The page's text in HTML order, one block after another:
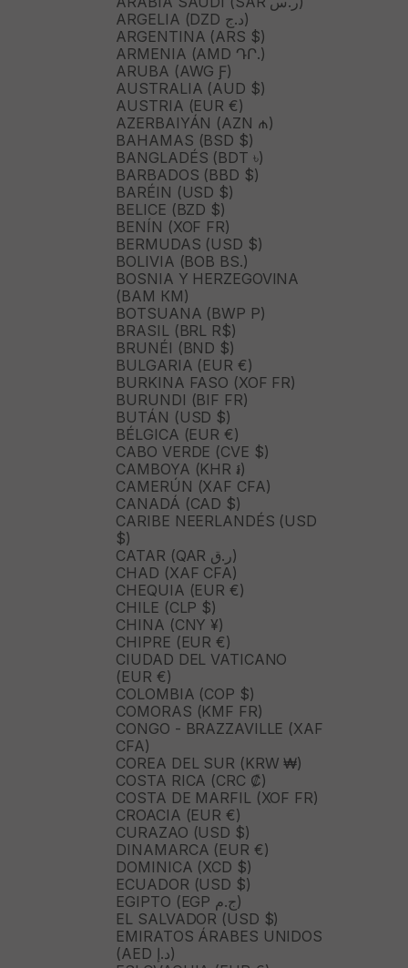
ARGELIA (DZD د.ج)
ARGENTINA (ARS $)
ARMENIA (AMD ԴՐ.)
ARUBA (AWG Ƒ)
AUSTRALIA (AUD $)
AUSTRIA (EUR €)
AZERBAIYÁN (AZN ₼)
BAHAMAS (BSD $)
BANGLADÉS (BDT ৳)
BARBADOS (BBD $)
BARÉIN (USD $)
BELICE (BZD $)
BENÍN (XOF FR)
BERMUDAS (USD $)
BOLIVIA (BOB BS.)
BOSNIA Y HERZEGOVINA
(BAM КМ)
BOTSUANA (BWP P)
BRASIL (BRL R$)
BRUNÉI (BND $)
BULGARIA (EUR €)
BURKINA FASO (XOF FR)
BURUNDI (BIF FR)
BUTÁN (USD $)
BÉLGICA (EUR €)
CABO VERDE (CVE $)
CAMBOYA (KHR ៛)
CAMERÚN (XAF CFA)
CANADÁ (CAD $)
CARIBE NEERLANDÉS (USD
$)
CATAR (QAR ر.ق)
CHAD (XAF CFA)
CHEQUIA (EUR €)
CHILE (CLP $)
CHINA (CNY ¥)
CHIPRE (EUR €)
CIUDAD DEL VATICANO
(EUR €)
COLOMBIA (COP $)
COMORAS (KMF FR)
CONGO - BRAZZAVILLE (XAF
CFA)
COREA DEL SUR (KRW ₩)
COSTA RICA (CRC ₡)
COSTA DE MARFIL (XOF FR)
CROACIA (EUR €)
CURAZAO (USD $)
DINAMARCA (EUR €)
DOMINICA (XCD $)
ECUADOR (USD $)
EGIPTO (EGP ج.م)
EL SALVADOR (USD $)
EMIRATOS ÁRABES UNIDOS
(AED د.إ)